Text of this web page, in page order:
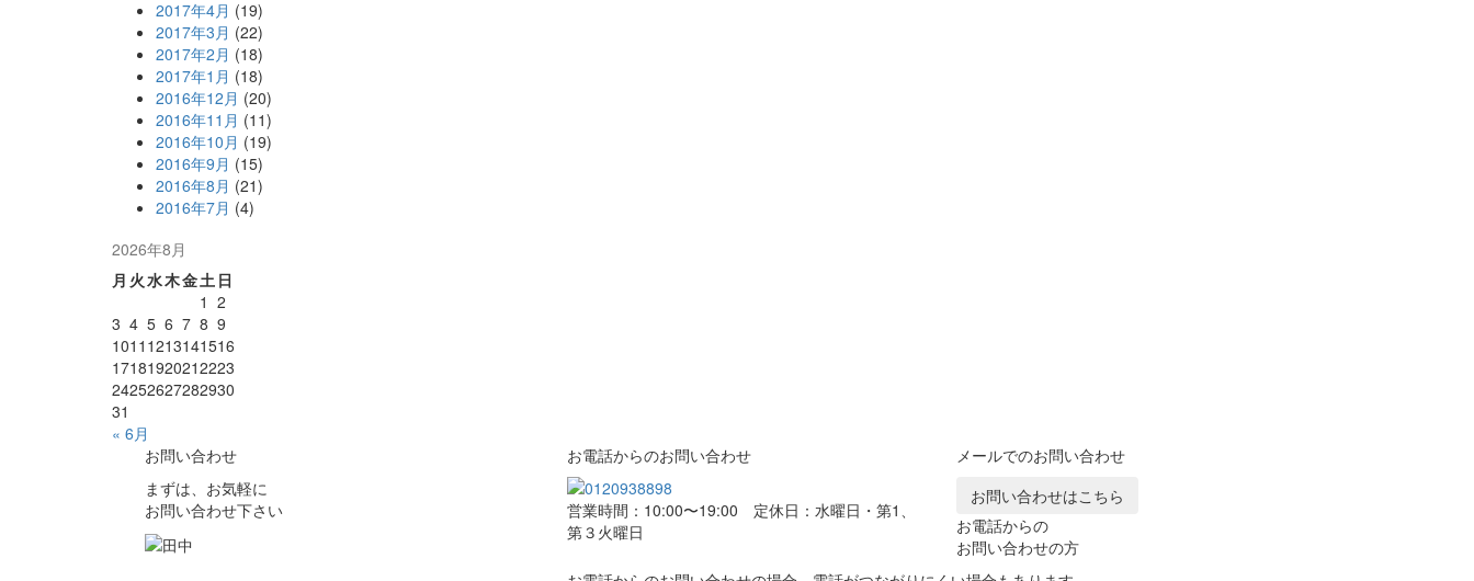
2017年4月 (19)
2017年3月 (22)
2017年2月 (18)
2017年1月 (18)
2016年12月 (20)
2016年11月 (11)
2016年10月 (19)
2016年9月 (15)
2016年8月 (21)
2016年7月 (4)
2026年8月
月 火水木金土 日
« 6月
1 2
3 4 5 6 7 8 9
1011 1213141516
17181920212223
24252627282930
31
お問い合わせ
まずは、お気軽に
お問い合わせ下さい
お電話からのお問い合わせ
営業時間：10:00〜19:00 定休日：水曜日・第1、
第３火曜日
メールでのお問い合わせ
お問い合わせはこちら
お電話からの
お問い合わせの方